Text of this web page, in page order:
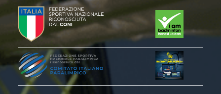
ENTI DI PROMOZIONE SPORTIVA
PROGETTI CONI
PROGETTI SPORT E SALUTE
FORMAZIONE